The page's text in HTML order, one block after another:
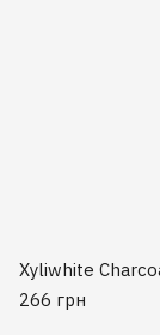
Xyliwhite
266 грн